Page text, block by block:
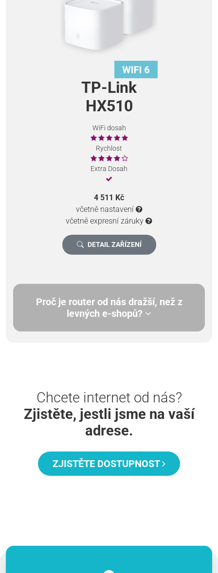
TP-Link
HX510
WiFi dosah
Rychlost
Extra Dosah
4 511 Kč
včetně nastavení
včetně expresní záruky
DETAIL ZAŘÍZENÍ
Proč je router od nás dražší, než z
levných e-shopů?
Chcete internet od nás?
Zjistěte, jestli jsme na vaší
adrese.
ZJISTĚTE DOSTUPNOST